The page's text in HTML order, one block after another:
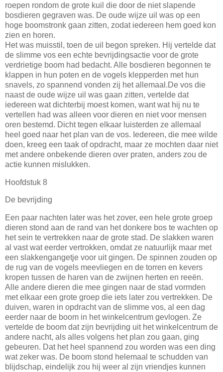
roepen rondom de grote kuil die door de niet slapende
bosdieren gegraven was. De oude wijze uil was op een
hoge boomstronk gaan zitten, zodat iedereen hem goed kon
zien en horen.
Het was muisstil, toen de uil begon spreken. Hij vertelde dat
de slimme vos een echte bevrijdingsactie voor de grote
verdrietige boom had bedacht. Alle bosdieren begonnen te
klappen in hun poten en de vogels klepperden met hun
snavels, zo spannend vonden zij het allemaal.De vos die
naast de oude wijze uil was gaan zitten, vertelde dat
iedereen wat dichterbij moest komen, want wat hij nu te
vertellen had was alleen voor dieren en niet voor mensen
oren bestemd. Dicht tegen elkaar luisterden ze allemaal
heel goed naar het plan van de vos. Iedereen, die mee wilde
doen, kreeg een taak of opdracht, maar ze mochten daar niet
met andere onbekende dieren over praten, anders zou de
actie kunnen mislukken.
Hoofdstuk 8
De bevrijding
Een paar nachten later was het zover, een hele grote groep
dieren stond aan de rand van het donkere bos te wachten op
het sein te vertrekken naar de grote stad. De slakken waren
al vast wat eerder vertrokken, omdat ze natuurlijk maar met
een slakkengangetje voor uit gingen. De spinnen zouden op
de rug van de vogels meevliegen en de torren en kevers
kropen tussen de haren van de zwijnen herten en reeën.
Alle andere dieren die mee gingen naar de stad vormden
met elkaar een grote groep die iets later zou vertrekken. De
duiven, waren in opdracht van de slimme vos, al een dag
eerder naar de boom in het winkelcentrum gevlogen. Ze
vertelde de boom dat zijn bevrijding uit het winkelcentrum de
andere nacht, als alles volgens het plan zou gaan, ging
gebeuren. Dat het heel spannend zou worden was een ding
wat zeker was. De boom stond helemaal te schudden van
blijdschap, eindelijk zou hij weer al zijn vriendjes kunnen